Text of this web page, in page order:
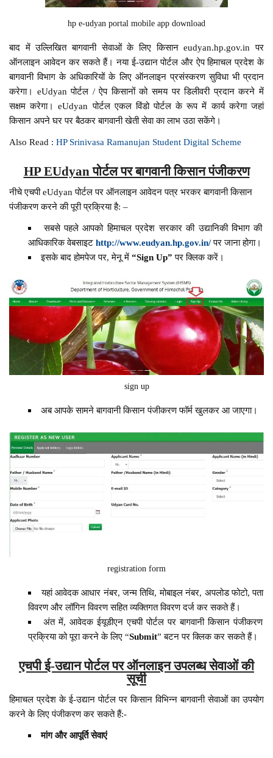
hp e-udyan portal mobile app download
बाद में उल्लिखित बागवानी सेवाओं के लिए किसान eudyan.hp.gov.in पर
ऑनलाइन आवेदन कर सकते हैं। नया ई-उद्यान पोर्टल और ऐप हिमाचल प्रदेश के
बागवानी विभाग के अधिकारियों के लिए ऑनलाइन प्रसंस्करण सुविधा भी प्रदान
करेगा। eUdyan पोर्टल / ऐप किसानों को समय पर डिलीवरी प्रदान करने में
सक्षम करेगा। eUdyan पोर्टल एकल विंडो पोर्टल के रूप में कार्य करेगा जहां
किसान अपने घर पर बैठकर बागवानी खेती सेवा का लाभ उठा सकेंगे।
Also Read :HP Srinivasa Ramanujan Student Digital Scheme
HP EUdyan पोर्टल पर बागवानी किसान पंजीकरण
नीचे एचपी eUdyan पोर्टल पर ऑनलाइन आवेदन पत्र भरकर बागवानी किसान
पंजीकरण करने की पूरी प्रक्रिया है: –
सबसे पहले आपको हिमाचल प्रदेश सरकार की उद्यानिकी विभाग की
आधिकारिक वेबसाइट http://www.eudyan.hp.gov.in/पर जाना होगा।
इसके बाद होमपेज पर, मेनू में “Sign Up” पर क्लिक करें।
sign up
अब आपके सामने बागवानी किसान पंजीकरण फॉर्म खुलकर आ जाएगा।
registration form
यहां आवेदक आधार नंबर, जन्म तिथि, मोबाइल नंबर, अपलोड फोटो, पता
विवरण और लॉगिन विवरण सहित व्यक्तिगत विवरण दर्ज कर सकते हैं।
अंत में, आवेदक ईयूडीएन एचपी पोर्टल पर बागवानी किसान पंजीकरण
प्रक्रिया को पूरा करने के लिए “Submit” बटन पर क्लिक कर सकते हैं।
एचपी ई-उद्यान पोर्टल पर ऑनलाइन उपलब्ध सेवाओं की
सूची
हिमाचल प्रदेश के ई-उद्यान पोर्टल पर किसान विभिन्न बागवानी सेवाओं का उपयोग
करने के लिए पंजीकरण कर सकते हैं:-
मांग और आपूर्ति सेवाएं